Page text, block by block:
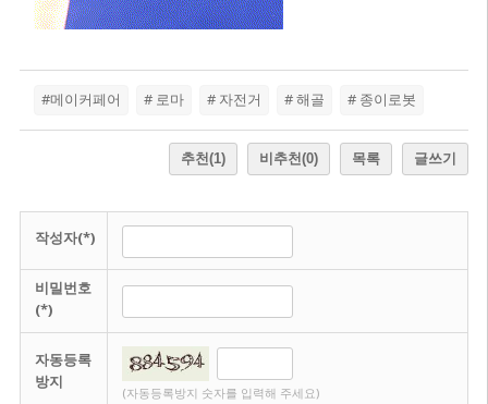
#메이커페어 # 로마 # 자전거 # 해골 # 종이로봇
추천(1) 비추천(0) 목록 글쓰기
작성자(*)
비밀번호
(*)
자동등록
방지
(자동등록방지 숫자를 입력해 주세요)